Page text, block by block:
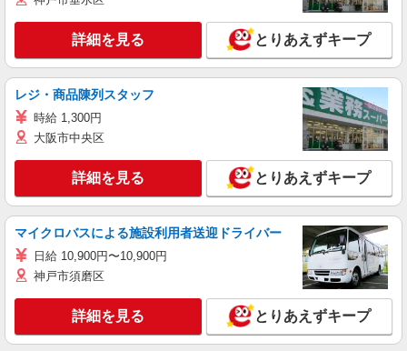
詳細を見る とりあえずキープ
レジ・商品陳列スタッフ
時給 1,300円
大阪市中央区
詳細を見る とりあえずキープ
マイクロバスによる施設利用者送迎ドライバー
日給 10,900円〜10,900円
神戸市須磨区
詳細を見る とりあえずキープ